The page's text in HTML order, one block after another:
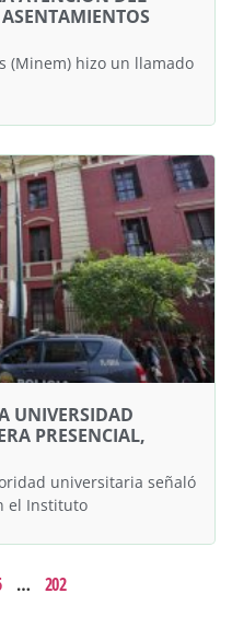
(Minem) hizo un llamado
UNIVERSIDAD
PRESENCIAL,
universitaria señaló
el Instituto
… 202